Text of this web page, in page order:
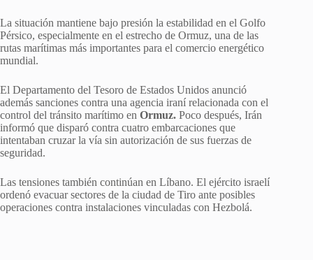
La situación mantiene bajo presión la estabilidad en el Golfo
Pérsico, especialmente en el estrecho de Ormuz, una de las
rutas marítimas más importantes para el comercio energético
mundial.
El Departamento del Tesoro de Estados Unidos anunció
además sanciones contra una agencia iraní relacionada con el
control del tránsito marítimo en Ormuz. Poco después, Irán
informó que disparó contra cuatro embarcaciones que
intentaban cruzar la vía sin autorización de sus fuerzas de
seguridad.
Las tensiones también continúan en Líbano. El ejército israelí
ordenó evacuar sectores de la ciudad de Tiro ante posibles
operaciones contra instalaciones vinculadas con Hezbolá.